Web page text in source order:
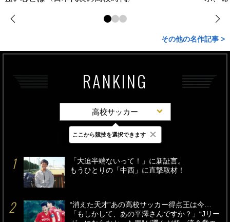
その他の名作記事 >
RANKING
高校サッカー
最新 24時間 週間
「大迫半端ないって！」に新証言。
もうひとりの「中西」に直撃取材！
“消えた天才”あの高校サッカー得点王は今…
「もしかして、あの平澤さんですか？」“Jリー
ここから競技を選択できます ×